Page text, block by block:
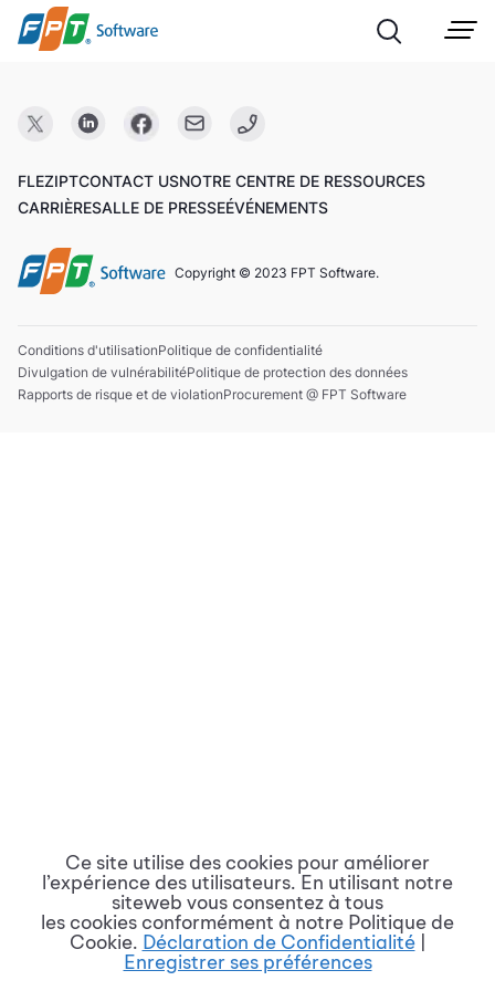
FLEZIPTCONTACT USNOTRE CENTRE DE RESSOURCES
CARRIÈRESALLE DE PRESSEÉVÉNEMENTS
Copyright © 2023 FPT Software.
Conditions d'utilisationPolitique de confidentialité
Divulgation de vulnérabilitéPolitique de protection des données
Rapports de risque et de violationProcurement @ FPT Software
Ce site utilise des cookies pour améliorer
l’expérience des utilisateurs. En utilisant notre
siteweb vous consentez à tous
les cookies conformément à notre Politique de
Cookie. Déclaration de Confidentialité|
Enregistrer ses préférences